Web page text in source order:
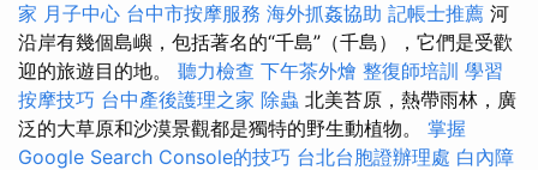
家 月子中心 台中市按摩服務 海外抓姦協助 記帳士推薦 河
沿岸有幾個島嶼，包括著名的“千島”（千島），它們是受歡
迎的旅遊目的地。 聽力檢查 下午茶外燴 整復師培訓 學習
按摩技巧 台中產後護理之家 除蟲 北美苔原，熱帶雨林，廣
泛的大草原和沙漠景觀都是獨特的野生動植物。 掌握
Google Search Console的技巧 台北台胞證辦理處 白內障